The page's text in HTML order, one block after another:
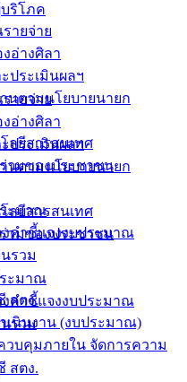
ายจ่าย
อ่างศิลา
ประเมินผลฯ
นตามนโยบายนายก
ลยีสารสนเทศ
วมของประชาชน
ระมาณ
คำชี้แจงงบประมาณ
รวม
สตง.
เนินงาน (งบประมาณ)
วบคุมภายใน จัดการความ
ริโภค
ายจ่าย
อ่างศิลา
ประเมินผลฯ
นตามนโยบายนายก
ลยีสารสนเทศ
วมของประชาชน
ระมาณ
คำชี้แจงงบประมาณ
รวม
สตง.